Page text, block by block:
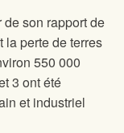
son rapport de
la perte de terres
550 000
3 ont été
et industriel